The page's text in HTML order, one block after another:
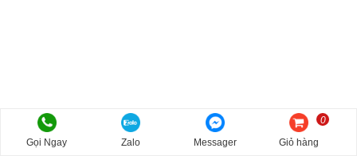
Gọi Ngay Zalo Messager Giỏ hàng
0